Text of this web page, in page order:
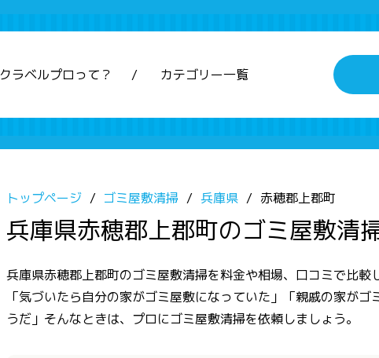
クラベルプロって？ カテゴリー一覧
トップページ ゴミ屋敷清掃 兵庫県 赤穂郡上郡町
兵庫県赤穂郡上郡町のゴミ屋敷清
兵庫県赤穂郡上郡町のゴミ屋敷清掃を料金や相場、口コミで比較
「気づいたら自分の家がゴミ屋敷になっていた」「親戚の家が
うだ」そんなときは、プロにゴミ屋敷清掃を依頼しましょう。